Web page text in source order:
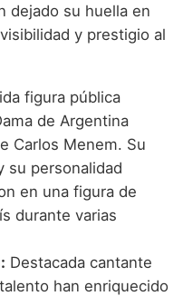
dejado su huella en
y prestigio al
figura pública
de Argentina
Carlos Menem. Su
su personalidad
en una figura de
durante varias
Destacada cantante
han enriquecido